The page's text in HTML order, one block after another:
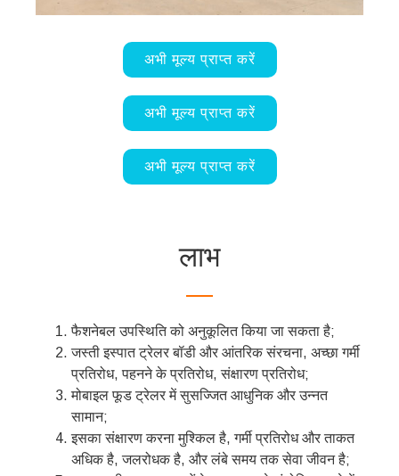
अभी मूल्य प्राप्त करें
अभी मूल्य प्राप्त करें
अभी मूल्य प्राप्त करें
लाभ
फैशनेबल उपस्थिति को अनुकूलित किया जा सकता है;
जस्ती इस्पात ट्रेलर बॉडी और आंतरिक संरचना, अच्छा गर्मी
प्रतिरोध, पहनने के प्रतिरोध, संक्षारण प्रतिरोध;
मोबाइल फूड ट्रेलर में सुसज्जित आधुनिक और उन्नत
सामान;
इसका संक्षारण करना मुश्किल है, गर्मी प्रतिरोध और ताकत
अधिक है, जलरोधक है, और लंबे समय तक सेवा जीवन है;